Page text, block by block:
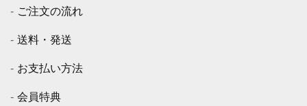
ご注文の流れ
送料・発送
お支払い方法
会員特典